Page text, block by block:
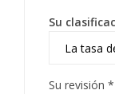
Su
Su revisión *